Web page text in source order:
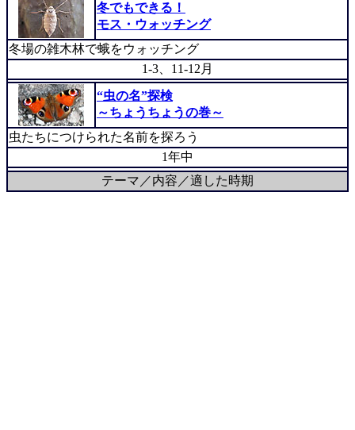
冬でもできる！
モス・ウォッチング
冬場の雑木林で蛾をウォッチング
1-3、11-12月
“虫の名”探検
～ちょうちょうの巻～
虫たちにつけられた名前を探ろう
1年中
テーマ／内容／適した時期